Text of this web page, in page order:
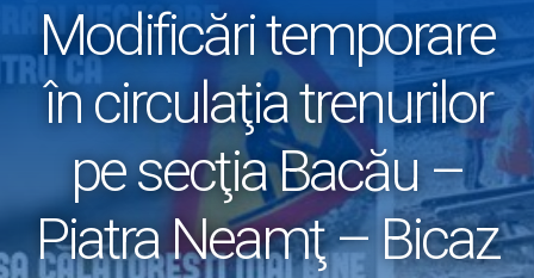
Modificări temporare
în circulaţia trenurilor
pe secţia Bacău –
Piatra Neamţ – Bicaz